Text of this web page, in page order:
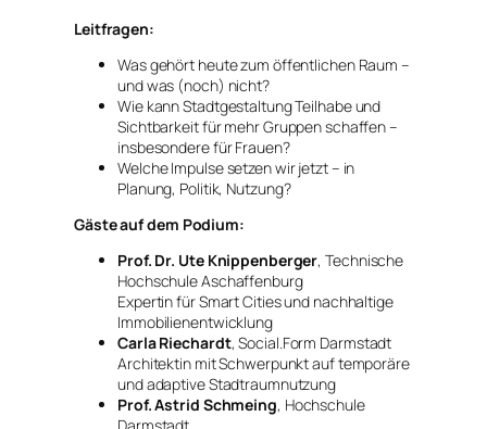
Leitfragen:
Was gehört heute zum öffentlichen Raum –
und was (noch) nicht?
Wie kann Stadtgestaltung Teilhabe und
Sichtbarkeit für mehr Gruppen schaffen –
insbesondere für Frauen?
Welche Impulse setzen wir jetzt – in
Planung, Politik, Nutzung?
Gäste auf dem Podium:
Prof. Dr. Ute Knippenberger, Technische
Hochschule Aschaffenburg
Expertin für Smart Cities und nachhaltige
Immobilienentwicklung
Carla Riechardt, Social.Form Darmstadt
Architektin mit Schwerpunkt auf temporäre
und adaptive Stadtraumnutzung
Prof. Astrid Schmeing, Hochschule